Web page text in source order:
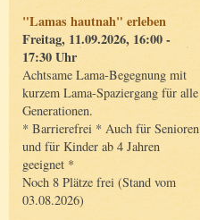
"Lamas hautnah" erleben
Freitag, 11.09.2026, 16:00 -
17:30 Uhr
Achtsame Lama-Begegnung mit
kurzem Lama-Spaziergang für alle
Generationen.
* Barrierefrei * Auch für Senioren
und für Kinder ab 4 Jahren
geeignet *
Noch 8 Plätze frei (Stand vom
03.08.2026)